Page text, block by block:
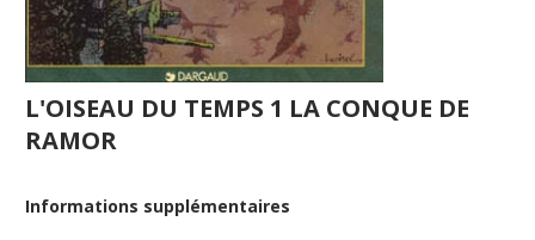
L'OISEAU DU TEMPS 1 LA CONQUE DE
RAMOR
Informations supplémentaires